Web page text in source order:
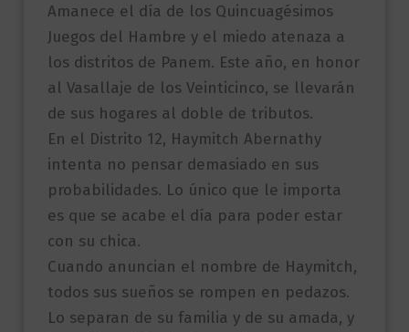
Amanece el día de los Quincuagésimos
Juegos del Hambre y el miedo atenaza a
los distritos de Panem. Este año, en honor
al Vasallaje de los Veinticinco, se llevarán
de sus hogares al doble de tributos.
En el Distrito 12, Haymitch Abernathy
intenta no pensar demasiado en sus
probabilidades. Lo único que le importa
es que se acabe el día para poder estar
con su chica.
Cuando anuncian el nombre de Haymitch,
todos sus sueños se rompen en pedazos.
Lo separan de su familia y de su amada, y